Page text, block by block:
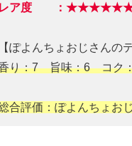
レア度 ：
【ぽよんちょおじさん
り：7 旨味：6 コク
合評価：ぽよんちょお